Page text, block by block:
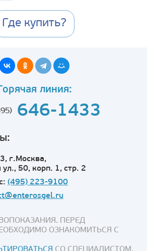
Где купить?
линия:
646-1433
г.Москва,
50, корп. 1, стр. 2
(495) 223-9100
ПЕРЕД
ОЗНАКОМИТЬСЯ С
СО СПЕЦИАЛИСТОМ.